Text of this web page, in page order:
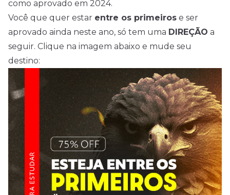
como aprovado em 2024.
Você que quer estar entre os primeiros e ser
aprovado ainda neste ano, só tem uma DIREÇÃO a
seguir. Clique na imagem abaixo e mude seu
destino: